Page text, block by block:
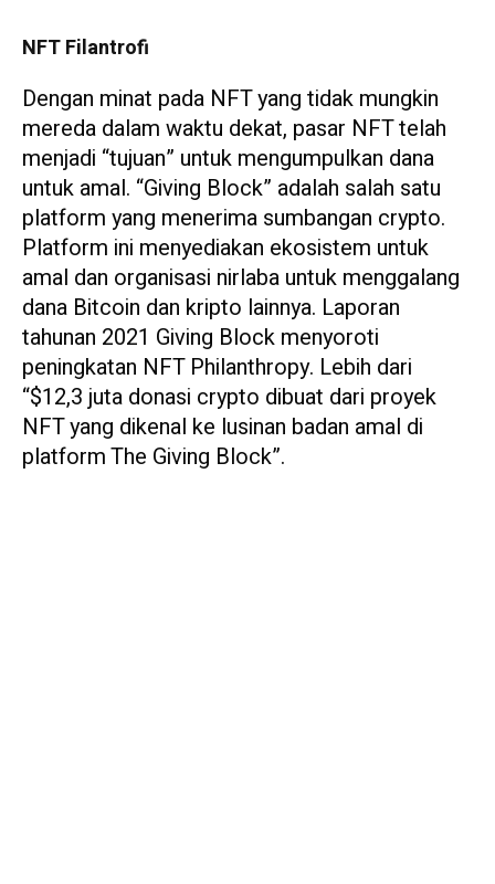
NFT Filantrofi
Dengan minat pada NFT yang tidak mungkin
mereda dalam waktu dekat, pasar NFT telah
menjadi “tujuan” untuk mengumpulkan dana
untuk amal. “Giving Block” adalah salah satu
platform yang menerima sumbangan crypto.
Platform ini menyediakan ekosistem untuk
amal dan organisasi nirlaba untuk menggalang
dana Bitcoin dan kripto lainnya. Laporan
tahunan 2021 Giving Block menyoroti
peningkatan NFT Philanthropy. Lebih dari
“$12,3 juta donasi crypto dibuat dari proyek
NFT yang dikenal ke lusinan badan amal di
platform The Giving Block”.